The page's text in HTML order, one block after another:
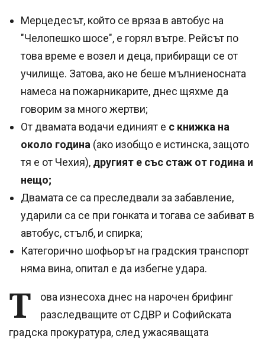
Мерцедесът, който се вряза в автобус на
"Челопешко шосе", е горял вътре. Рейсът по
това време е возел и деца, прибиращи се от
училище. Затова, ако не беше мълниеносната
намеса на пожарникарите, днес щяхме да
говорим за много жертви;
От двамата водачи единият е с книжка на
около година (ако изобщо е истинска, защото
тя е от Чехия), другият е със стаж от година и
нещо;
Двамата се са преследвали за забавление,
ударили са се при гонката и тогава се забиват в
автобус, стълб, и спирка;
Категорично шофьорът на градския транспорт
няма вина, опитал е да избегне удара.
Т
ова изнесоха днес на нарочен брифинг
разследващите от СДВР и Софийската
градска прокуратура, след ужасяващата